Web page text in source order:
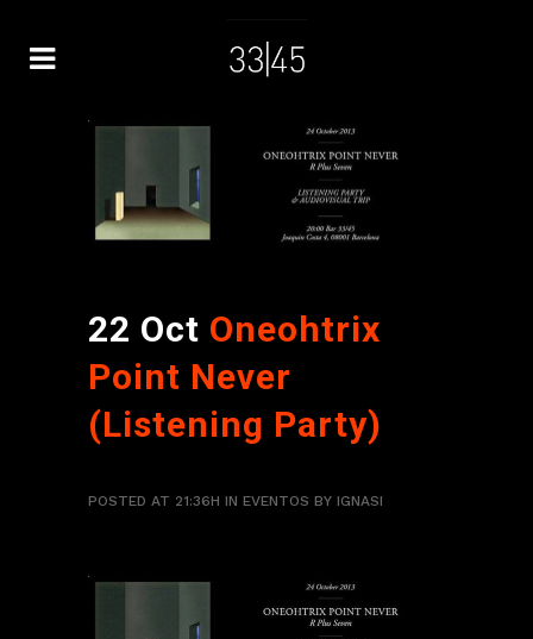
22 Oct Oneohtrix
Point Never
(Listening Party)
POSTED AT 21:36H IN EVENTOS BY IGNASI